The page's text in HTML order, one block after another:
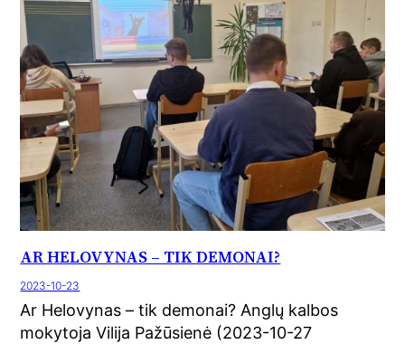
AR HELOVYNAS – TIK DEMONAI?
2023-10-23
Ar Helovynas – tik demonai? Anglų kalbos
mokytoja Vilija Pažūsienė (2023-10-27